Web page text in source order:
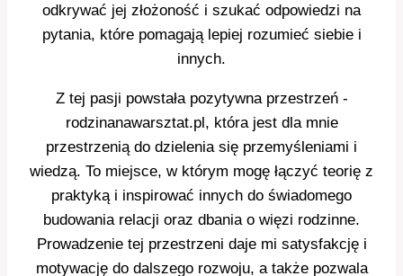
odkrywać jej złożoność i szukać odpowiedzi na
pytania, które pomagają lepiej rozumieć siebie i
innych.
Z tej pasji powstała pozytywna przestrzeń -
rodzinanawarsztat.pl, która jest dla mnie
przestrzenią do dzielenia się przemyśleniami i
wiedzą. To miejsce, w którym mogę łączyć teorię z
praktyką i inspirować innych do świadomego
budowania relacji oraz dbania o więzi rodzinne.
Prowadzenie tej przestrzeni daje mi satysfakcję i
motywację do dalszego rozwoju, a także pozwala